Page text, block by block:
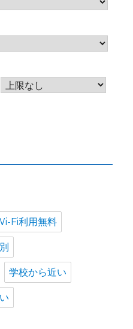
Fi利用無料
学校から近い